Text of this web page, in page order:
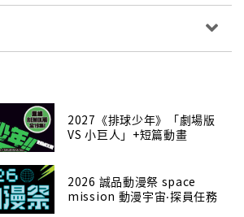
2027《排球少年》「劇場版
VS 小巨人」+短篇動畫
2026 誠品動漫祭 space
mission 動漫宇宙‧探員任務